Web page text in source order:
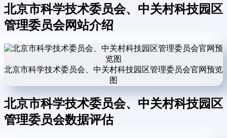
北京市科学技术委员会、中关村科技园区
管理委员会网站介绍
北京市科学技术委员会、中关村科技园区管理委员会官网预览
图
北京市科学技术委员会、中关村科技园区
管理委员会数据评估